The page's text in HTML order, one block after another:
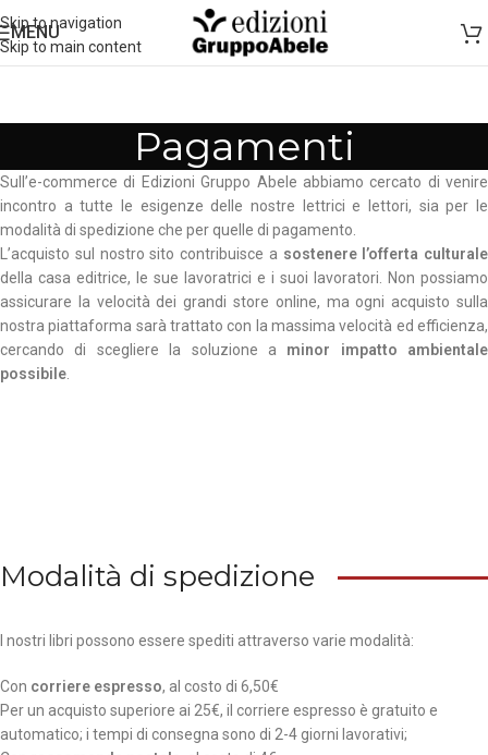
Skip to navigation
Skip to main content
MENU
Pagamenti
Sull’e-commerce di Edizioni Gruppo Abele abbiamo cercato di venire
incontro a tutte le esigenze delle nostre lettrici e lettori, sia per le
modalità di spedizione che per quelle di pagamento.
L’acquisto sul nostro sito contribuisce a sostenere l’offerta culturale
della casa editrice, le sue lavoratrici e i suoi lavoratori. Non possiamo
assicurare la velocità dei grandi store online, ma ogni acquisto sulla
nostra piattaforma sarà trattato con la massima velocità ed efficienza,
cercando di scegliere la soluzione a minor impatto ambientale
possibile
Modalità di spedizione
I nostri libri possono essere spediti attraverso varie modalità:
Con corriere espresso, al costo di 6,50€
Per un acquisto superiore ai 25€, il corriere espresso è gratuito e
automatico; i tempi di consegna sono di 2-4 giorni lavorativi;